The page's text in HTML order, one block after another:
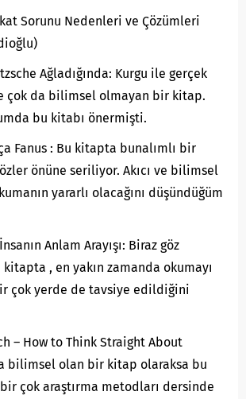
Sorunu Nedenleri ve Çözümleri
Ağladığında: Kurgu ile gerçek
ve çok da bilimsel olmayan bir kitap.
bu kitabı önermişti.
Fanus : Bu kitapta bunalımlı bir
önüne seriliyor. Akıcı ve bilimsel
yararlı olacağını düşündüğüm
Anlam Arayışı: Biraz göz
, en yakın zamanda okumayı
çok yerde de tavsiye edildiğini
– How to Think Straight About
bilimsel olan bir kitap olaraksa bu
çok araştırma metodları dersinde